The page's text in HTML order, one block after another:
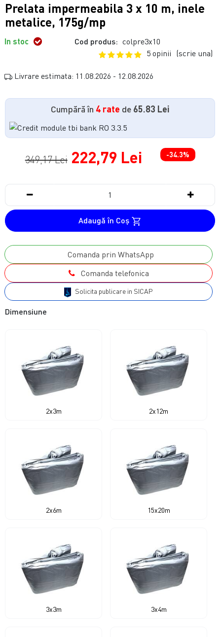
Prelata impermeabila 3 x 10 m, inele
metalice, 175g/mp
In stoc Cod produs: colpre3x10
5 opinii (scrie una)
Livrare estimata: 11.08.2026 - 12.08.2026
Cumpără în 4 rate de 65.83 Lei
349,17 Lei 222,79 Lei -34.3%
Adaugă în Coş
Comanda prin WhatsApp
Comanda telefonica
Solicita publicare in SICAP
Dimensiune
2x3m 2x12m
2x6m 15x20m
3x3m 3x4m